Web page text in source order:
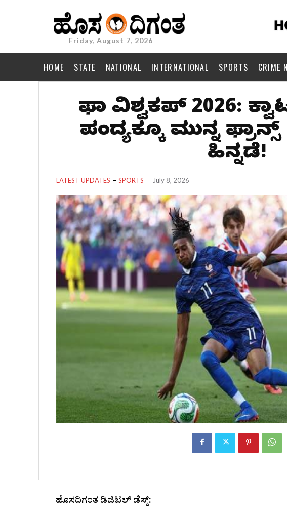
Friday, August 7, 2026
HOME STATE NATIONAL INTERNATIONAL SPORTS CRIME
ಫಿಫಾ ವಿಶ್ವಕಪ್ 2026:
ಪಂದ್ಯಕ್ಕೂ ಮುನ್ನ
ಹಿನ್ನಡೆ!
LATEST UPDATES SPORTS July 8, 2026
ಹೊಸದಿಗಂತ ಡಿಜಿಟಲ್‌ ಡೆಸ್ಕ್: